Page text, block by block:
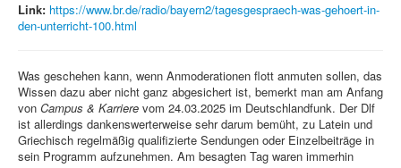
Link: https://www.br.de/radio/bayern2/tagesgespraech-was-gehoert-in-
den-unterricht-100.html
Was geschehen kann, wenn Anmoderationen flott anmuten sollen, das
Wissen dazu aber nicht ganz abgesichert ist, bemerkt man am Anfang
von Campus & Karriere vom 24.03.2025 im Deutschlandfunk. Der Dlf
ist allerdings dankenswerterweise sehr darum bemüht, zu Latein und
Griechisch regelmäßig qualifizierte Sendungen oder Einzelbeiträge in
sein Programm aufzunehmen. Am besagten Tag waren immerhin